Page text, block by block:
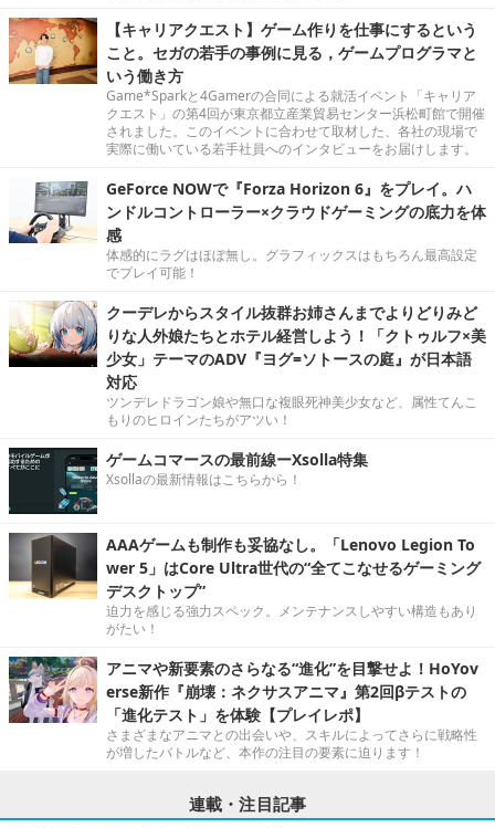
【キャリアクエスト】ゲーム作りを仕事にするという
こと。セガの若手の事例に見る，ゲームプログラマと
いう働き方
Game*Sparkと4Gamerの合同による就活イベント「キャリア
クエスト」の第4回が東京都立産業貿易センター浜松町館で開催
されました。このイベントに合わせて取材した、各社の現場で
実際に働いている若手社員へのインタビューをお届けします。
GeForce NOWで『Forza Horizon 6』をプレイ。ハ
ンドルコントローラー×クラウドゲーミングの底力を体
感
体感的にラグはほぼ無し。グラフィックスはもちろん最高設定
でプレイ可能！
クーデレからスタイル抜群お姉さんまでよりどりみど
りな人外娘たちとホテル経営しよう！「クトゥルフ×美
少女」テーマのADV『ヨグ=ソトースの庭』が日本語
対応
ツンデレドラゴン娘や無口な複眼死神美少女など、属性てんこ
もりのヒロインたちがアツい！
ゲームコマースの最前線ーXsolla特集
Xsollaの最新情報はこちらから！
AAAゲームも制作も妥協なし。「Lenovo Legion To
wer 5」はCore Ultra世代の“全てこなせるゲーミング
デスクトップ”
迫力を感じる強力スペック。メンテナンスしやすい構造もあり
がたい！
アニマや新要素のさらなる“進化”を目撃せよ！HoYov
erse新作『崩壊：ネクサスアニマ』第2回βテストの
「進化テスト」を体験【プレイレポ】
さまざまなアニマとの出会いや、スキルによってさらに戦略性
が増したバトルなど、本作の注目の要素に迫ります！
連載・注目記事